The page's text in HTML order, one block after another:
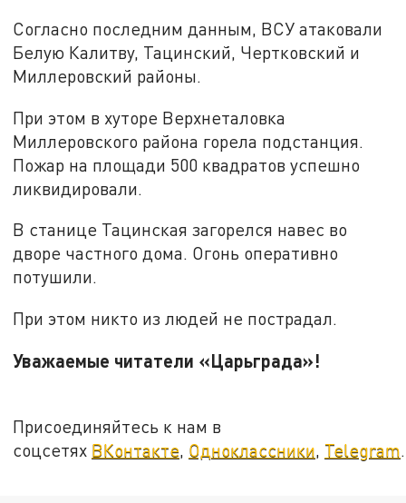
Согласно последним данным, ВСУ атаковали
Белую Калитву, Тацинский, Чертковский и
Миллеровский районы.
При этом в хуторе Верхнеталовка
Миллеровского района горела подстанция.
Пожар на площади 500 квадратов успешно
ликвидировали.
В станице Тацинская загорелся навес во
дворе частного дома. Огонь оперативно
потушили.
При этом никто из людей не пострадал.
Уважаемые читатели «Царьграда»!
Присоединяйтесь к нам в
соцсетях ВКонтакте, Одноклассники, Telegram.